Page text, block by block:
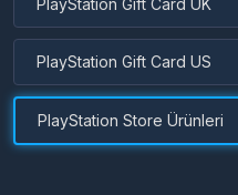
PlayStation Gift Card UK
PlayStation Gift Card US
PlayStation Store Ürünleri